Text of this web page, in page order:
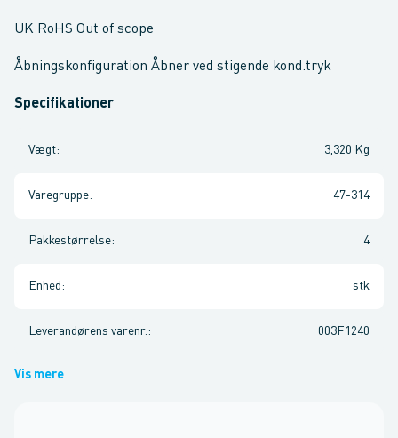
UK RoHS Out of scope
Åbningskonfiguration Åbner ved stigende kond.tryk
Specifikationer
Vægt: 3,320 Kg
Varegruppe: 47-314
Pakkestørrelse: 4
Enhed : stk
Leverandørens varenr. : 003F1240
Vis mere